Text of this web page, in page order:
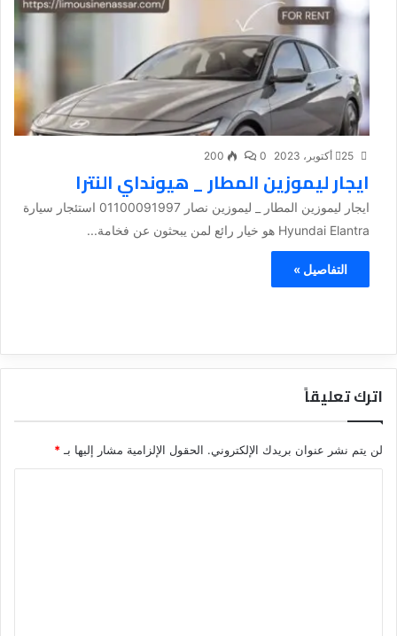
25 أكتوبر، 2023 0
200
ايجار ليموزين المطار _ هيونداي النترا
ايجار ليموزين المطار _ ليموزين نصار 01100091997 استئجار سيارة
Hyundai Elantra هو خيار رائع لمن يبحثون عن فخامة...
التفاصيل »
اترك تعليقاً
لن يتم نشر عنوان بريدك الإلكتروني. الحقول الإلزامية مشار إليها بـ*